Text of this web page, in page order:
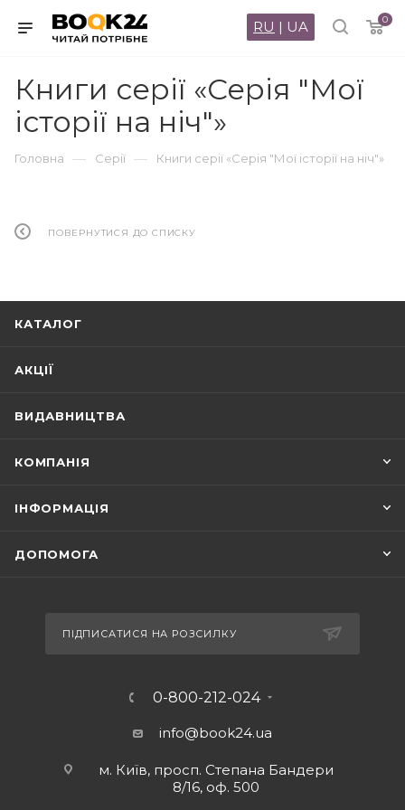
0
RU | UA
Книги серії «Серія "Мої
історії на ніч"»
Головна — Серії — Книги серії «Серія "Мої історії на ніч"»
ПОВЕРНУТИСЯ ДО СПИСКУ
КАТАЛОГ
АКЦІЇ
ВИДАВНИЦТВА
КОМПАНІЯ
ІНФОРМАЦІЯ
ДОПОМОГА
ПІДПИСАТИСЯ НА РОЗСИЛКУ
0-800-212-024
info@book24.ua
м. Київ, просп. Степана Бандери
8/16, оф. 500